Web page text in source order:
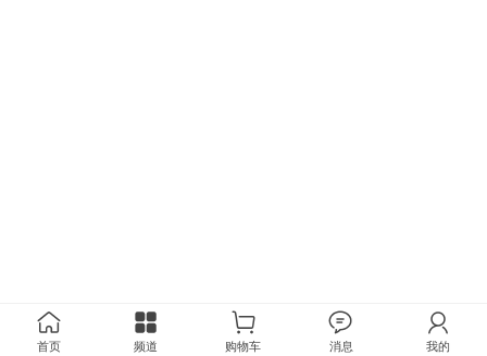
首页 频道 购物车 消息 我的